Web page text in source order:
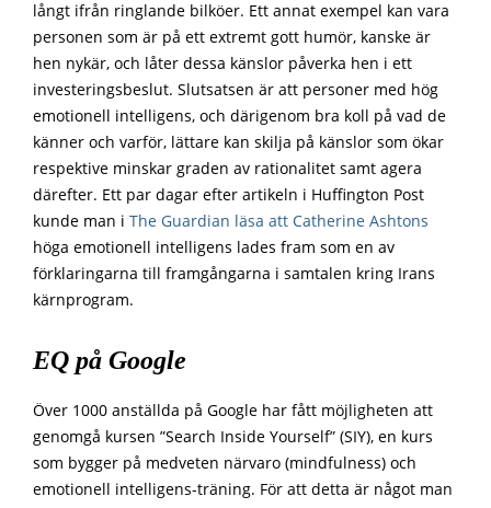
långt ifrån ringlande bilköer. Ett annat exempel kan vara
personen som är på ett extremt gott humör, kanske är
hen nykär, och låter dessa känslor påverka hen i ett
investeringsbeslut. Slutsatsen är att personer med hög
emotionell intelligens, och därigenom bra koll på vad de
känner och varför, lättare kan skilja på känslor som ökar
respektive minskar graden av rationalitet samt agera
därefter. Ett par dagar efter artikeln i Huffington Post
kunde man i The Guardian läsa att Catherine Ashtons
höga emotionell intelligens lades fram som en av
förklaringarna till framgångarna i samtalen kring Irans
kärnprogram.
EQ på Google
Över 1000 anställda på Google har fått möjligheten att
genomgå kursen ”Search Inside Yourself” (SIY), en kurs
som bygger på medveten närvaro (mindfulness) och
emotionell intelligens-träning. För att detta är något man